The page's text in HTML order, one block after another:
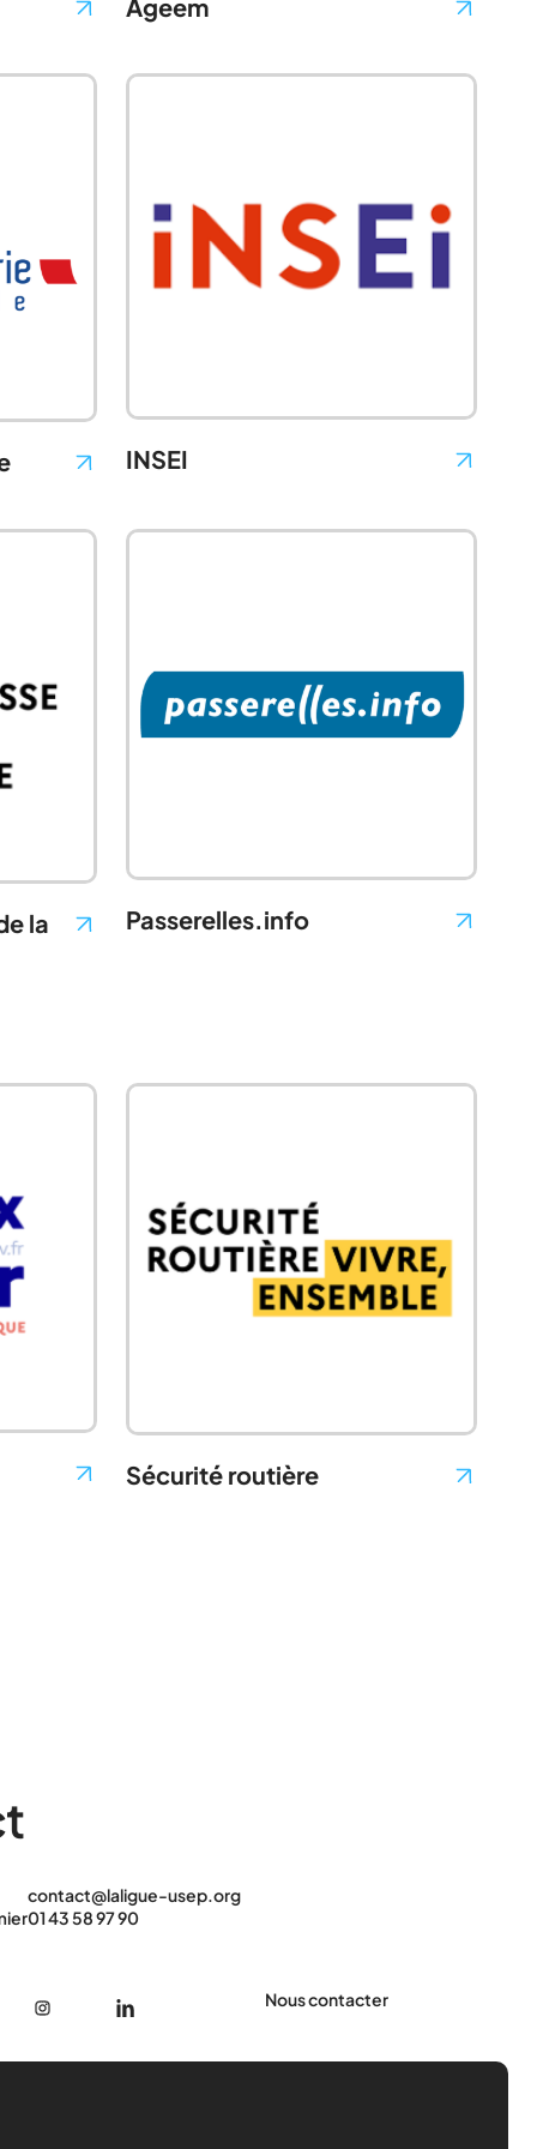
Ageem
INSEI
la Passerelles.info
Sécurité routière
contact@laligue-usep.org
01 43 58 97 90
Nous contacter